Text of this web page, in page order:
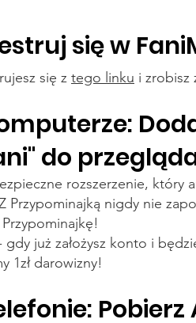
się w
się z tego linku i zrobisz
do
rozszerzenie, który
Przypominajką nigdy nie
już założysz konto i
1zł darowizny!